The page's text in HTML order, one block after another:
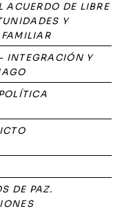
ACUERDO DE LIBRE
Y
INTEGRACIÓN Y
DE PAZ.